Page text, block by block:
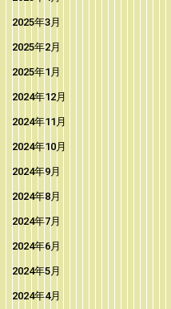
2025年3月
2025年2月
2025年1月
2024年12月
2024年11月
2024年10月
2024年9月
2024年8月
2024年7月
2024年6月
2024年5月
2024年4月